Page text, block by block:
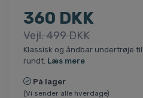
360 DKK
Vejl. 499 DKK
Klassisk og åndbar undertrøje
rundt. Læs mere
På lager
(Vi sender alle hverdage)